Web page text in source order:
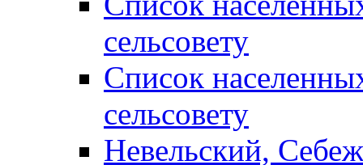
сельсовету
Список
сельсовету
Невельский,